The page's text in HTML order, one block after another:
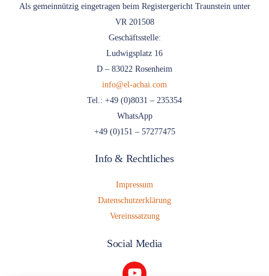
Als gemeinnützig eingetragen beim Registergericht Traunstein unter
VR 201508
Geschäftsstelle:
Ludwigsplatz 16
D – 83022 Rosenheim
info@el-achai.com
Tel.: +49 (0)8031 – 235354
WhatsApp
+49 (0)151 – 57277475
Info & Rechtliches
Impressum
Datenschutzerklärung
Vereinssatzung
Social Media